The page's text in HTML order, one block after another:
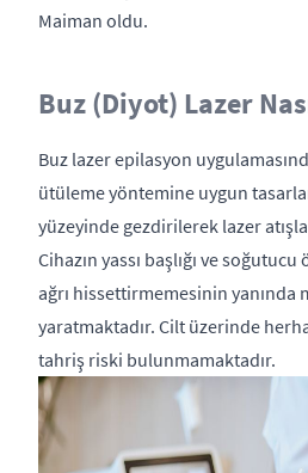
Maiman oldu.
Buz (Diyot) Lazer
Buz lazer epilasyon
ütüleme yöntemine uygun
yüzeyinde gezdirilerek lazer
Cihazın yassı başlığı ve
ağrı hissettirmemesinin yanında
yaratmaktadır. Cilt üzerinde
tahriş riski bulunmamaktadır.